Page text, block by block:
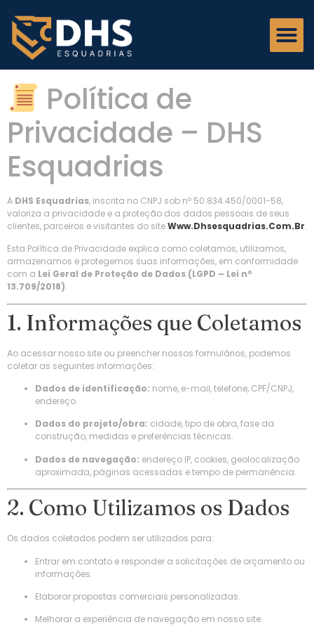
Política de
Privacidade – DHS
Esquadrias
A DHS Esquadrias, inscrita no CNPJ sob nº 50.834.450/0001-58,
valoriza a privacidade e a proteção dos dados pessoais de seus
clientes, parceiros e visitantes do siteWww.dhsesquadrias.com.br.
Esta Política de Privacidade explica como coletamos, utilizamos,
armazenamos e protegemos suas informações, em conformidade
com a Lei Geral de Proteção de Dados (LGPD – Lei nº
13.709/2018).
1. Informações que Coletamos
Ao acessar nosso site ou preencher nossos formulários, podemos
coletar as seguintes informações:
Dados de identificação: nome, e-mail, telefone, CPF/CNPJ,
endereço.
Dados do projeto/obra: cidade, tipo de obra, fase da
construção, medidas e preferências técnicas.
Dados de navegação: endereço IP, cookies, geolocalização
aproximada, páginas acessadas e tempo de permanência.
2. Como Utilizamos os Dados
Os dados coletados podem ser utilizados para:
Entrar em contato e responder a solicitações de orçamento ou
informações.
Elaborar propostas comerciais personalizadas.
Melhorar a experiência de navegação em nosso site.